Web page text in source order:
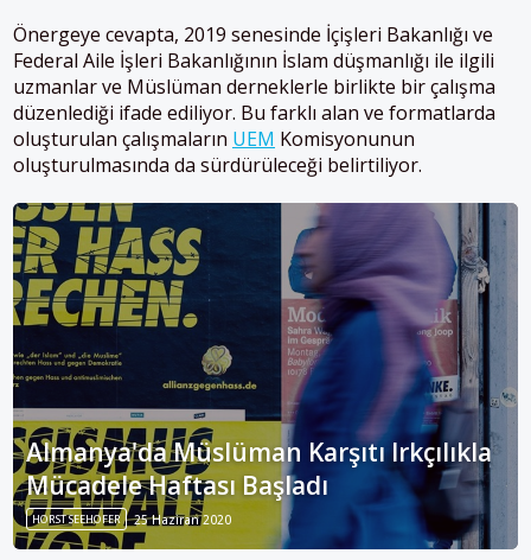
Önergeye cevapta, 2019 senesinde İçişleri Bakanlığı ve
Federal Aile İşleri Bakanlığının İslam düşmanlığı ile ilgili
uzmanlar ve Müslüman derneklerle birlikte bir çalışma
düzenlediği ifade ediliyor. Bu farklı alan ve formatlarda
oluşturulan çalışmaların UEM Komisyonunun
oluşturulmasında da sürdürüleceği belirtiliyor.
Almanya'da Müslüman Karşıtı Irkçılıkla
Mücadele Haftası Başladı
HORST SEEHOFER 25 Haziran 2020